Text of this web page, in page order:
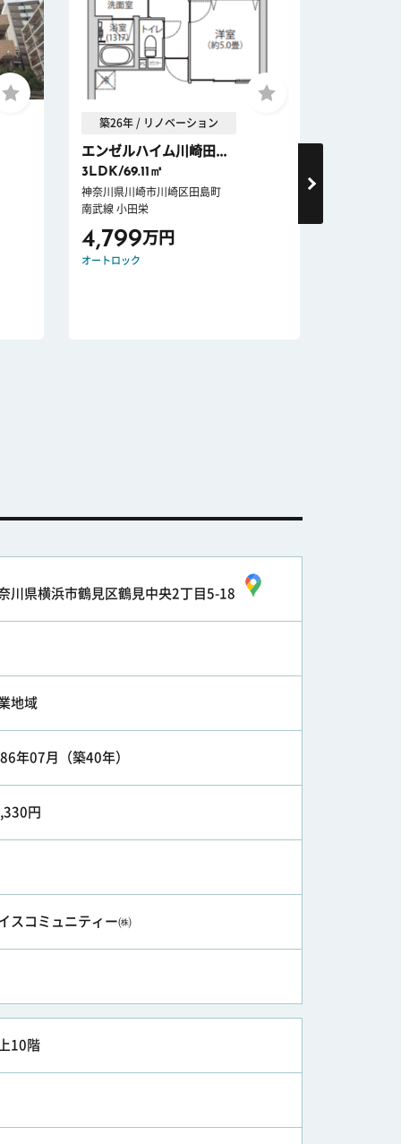
築26年 / リノベーション
エンゼルハイム川崎田...
3LDK/69.11㎡
神奈川県川崎市川崎区田島町
南武線 小田栄
4,799万円
オートロック
川県横浜市鶴見区鶴見中央2丁目5-18
地域
年07月（築40年）
円
スコミュニティー㈱
10階